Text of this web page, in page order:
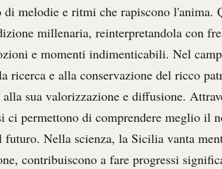
melodie e ritmi che rapiscono l'anima.
millenaria, reinterpretandola con
e momenti indimenticabili. Nel
ricerca e alla conservazione del ricco
sua valorizzazione e diffusione.
ci permettono di comprendere meglio il
futuro. Nella scienza, la Sicilia vanta
contribuiscono a fare progressi